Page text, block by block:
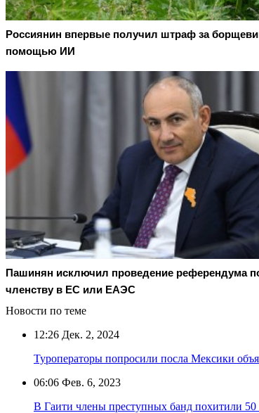
Россиянин впервые получил штраф за
помощью ИИ
Пашинян исключил проведение референдума
членству в ЕС или ЕАЭС
Новости по теме
12:26 Дек. 2, 2024
Туроператоры попросили посла Мексики
06:06 Фев. 6, 2023
В Гаити члены преступных банд похитили 50